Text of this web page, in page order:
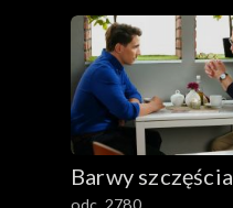
Barwy szczęścia